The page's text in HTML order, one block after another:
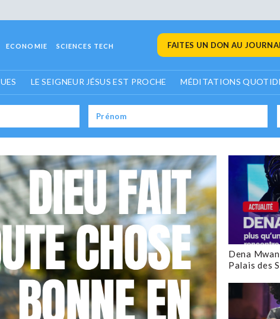
ECONOMIE SCIENCES TECH FAITES UN DON AU
LE SEIGNEUR JÉSUS EST PROCHE MÉDITATIONS
Dena
Palais des